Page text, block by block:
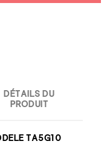
DÉTAILS DU
PRODUIT
TA5G10